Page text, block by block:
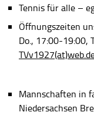
Tennis für alle –
Öffnungszeiten
Do., 17:00-19:00,
Mannschaften in
Niedersachsen